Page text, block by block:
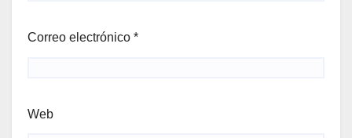
Correo electrónico *
Web